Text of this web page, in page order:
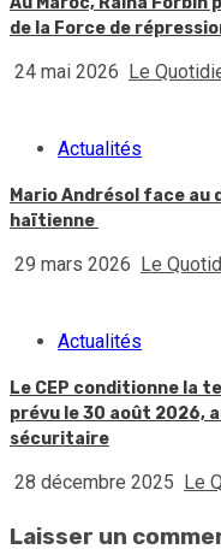
de la Force de
24 mai 2026 Le
Actualités
Mario Andrésol face
haïtienne
29 mars 2026 Le
Actualités
Le CEP conditionne la
prévu le 30 août 2026,
sécuritaire
28 décembre 2025 Le
Laisser un